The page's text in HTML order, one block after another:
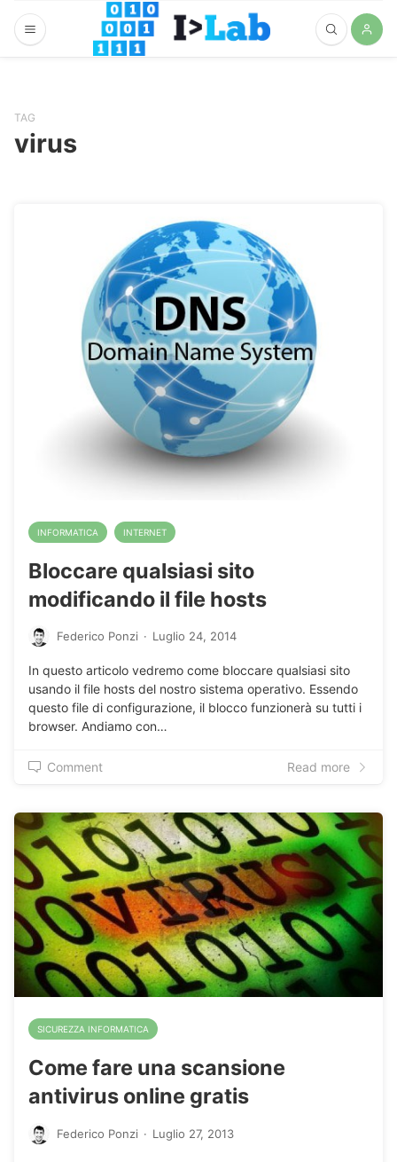
TAG
virus
INFORMATICA INTERNET
Bloccare qualsiasi sito
modificando il file hosts
Federico Ponzi · Luglio 24, 2014
In questo articolo vedremo come bloccare qualsiasi sito
usando il file hosts del nostro sistema operativo. Essendo
questo file di configurazione, il blocco funzionerà su tutti i
browser. Andiamo con…
Comment Read more
SICUREZZA INFORMATICA
Come fare una scansione
antivirus online gratis
Federico Ponzi · Luglio 27, 2013